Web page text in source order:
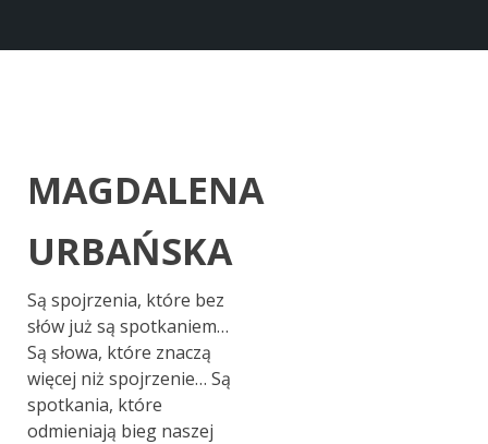
MAGDALENA
URBAŃSKA
Są spojrzenia, które bez
słów już są spotkaniem…
Są słowa, które znaczą
więcej niż spojrzenie… Są
spotkania, które
odmieniają bieg naszej